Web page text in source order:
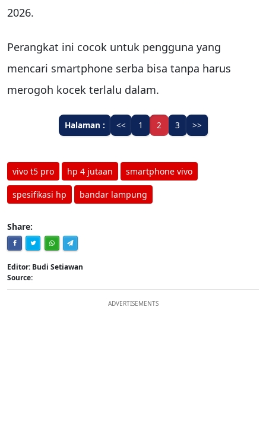
2026.
Perangkat ini cocok untuk pengguna yang
mencari smartphone serba bisa tanpa harus
merogoh kocek terlalu dalam.
Halaman : << 1 2 3 >>
vivo t5 pro hp 4 jutaan smartphone vivo
spesifikasi hp bandar lampung
Share:
Editor: Budi Setiawan
Source:
ADVERTISEMENTS